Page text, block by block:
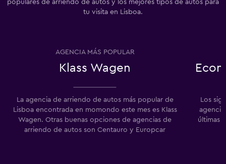
populares de arriendo de autos y los mejores tipos de autos para
tu visita en Lisboa.
AGENCIA MÁS POPULAR
Klass Wagen
La agencia de arriendo de autos más popular de
Lisboa encontrada en momondo este mes es Klass
Wagen. Otras buenas opciones de agencias de
arriendo de autos son Centauro y Europcar
Los
últimas